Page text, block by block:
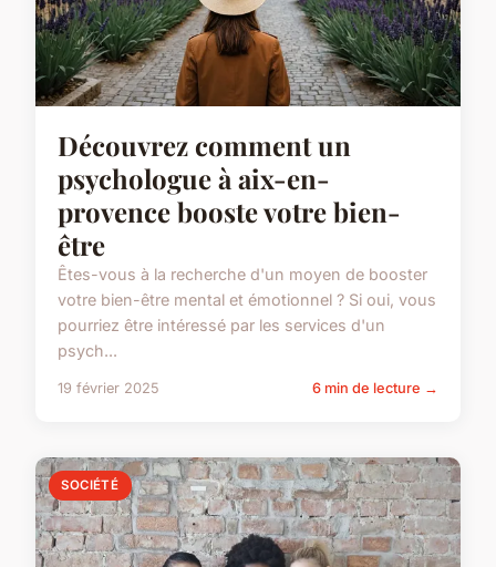
Découvrez comment un
psychologue à aix-en-
provence booste votre bien-
être
Êtes-vous à la recherche d'un moyen de booster
votre bien-être mental et émotionnel ? Si oui, vous
pourriez être intéressé par les services d'un
psych...
19 février 2025 6 min de lecture →
SOCIÉTÉ